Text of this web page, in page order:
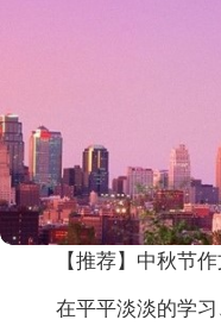
【推荐】中秋节
在平平淡淡的学